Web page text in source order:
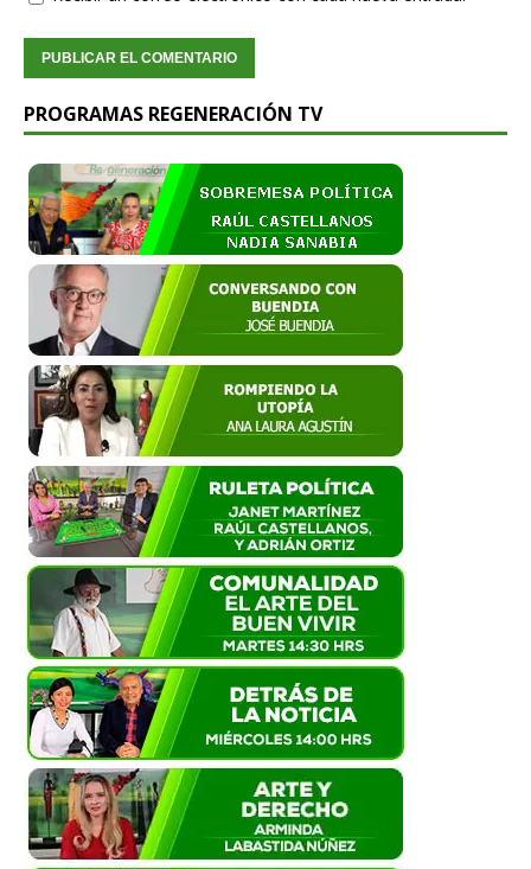
PROGRAMAS REGENERACIÓN TV